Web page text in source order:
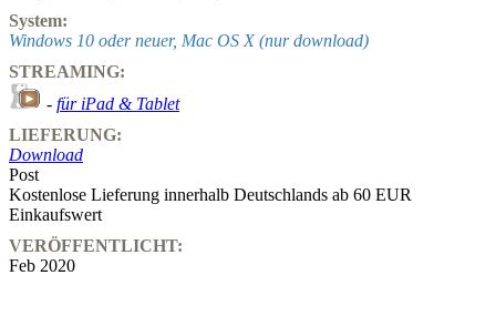
System:
Windows 10 oder neuer, Mac OS X (nur download)
STREAMING:
- für iPad & Tablet
LIEFERUNG:
Download
Post
Kostenlose Lieferung innerhalb Deutschlands ab 60 EUR
Einkaufswert
VERÖFFENTLICHT:
Feb 2020